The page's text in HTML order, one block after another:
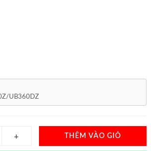
UB360DZ
THÊM VÀO GIỎ